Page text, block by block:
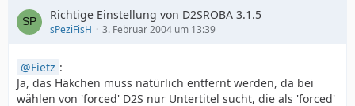
Richtige Einstellung von D2SROBA 3.1.5
sPeziFisH 3. Februar 2004 um 13:39
Fietz :
Ja, das Häkchen muss natürlich entfernt werden, da bei
wählen von 'forced' D2S nur Untertitel sucht, die als 'forced'